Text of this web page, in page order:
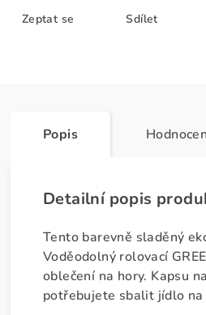
Zeptat se Sdílet
Popis
Detailní popis
Tento barevně sladěný
Voděodolný rolovací
oblečení na hory. Kapsu
potřebujete sbalit jídlo na